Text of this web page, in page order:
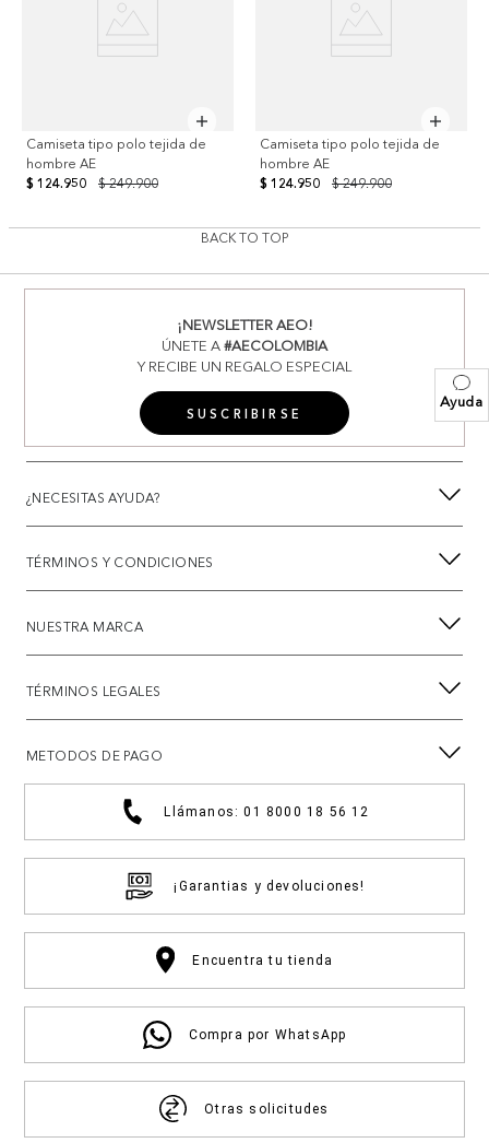
Ayuda
Camiseta tipo polo tejida de
hombre AE
$ 249.900
$ 124.950
Camiseta tipo polo tejida de
hombre AE
$ 249.900
$ 124.950
BACK TO TOP
¡NEWSLETTER AEO!
ÚNETE A#AECOLOMBIA
Y RECIBE UN REGALO ESPECIAL
SUSCRIBIRSE
¿NECESITAS AYUDA?
TÉRMINOS Y CONDICIONES
NUESTRA MARCA
TÉRMINOS LEGALES
METODOS DE PAGO
Llámanos: 01 8000 18 56 12
¡Garantias y devoluciones!
Encuentra tu tienda
Compra por WhatsApp
Otras solicitudes